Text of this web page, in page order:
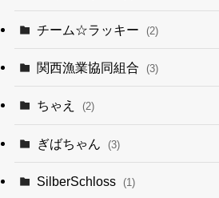
チーム☆ラッキー (2)
関西漁業協同組合 (3)
ちゃえ (2)
ぎばちゃん (3)
SilberSchloss (1)